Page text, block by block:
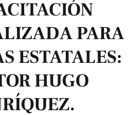
PARA
ESTATALES:
HUGO